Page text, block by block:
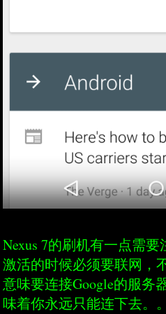
Nexus 7的刷机有一点需
激活的时候必须要联网，
意味要连接Google的服务
味着你永远只能连下去。。